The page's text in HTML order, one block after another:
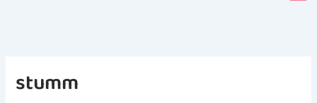
stumm